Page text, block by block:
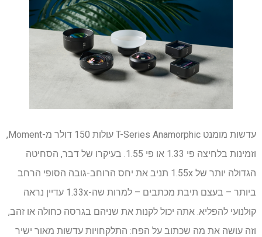
עדשות מומנט T-Series Anamorphic עולות 150 דולר מ-Moment,
וזמינות בלחיצה פי 1.33 או פי 1.55. בעיקרו של דבר, הסחיטה
הגדולה יותר של 1.55x תניב את יחס הרוחב-גובה הסופי הרחב
ביותר – בעצם תיבת מכתבים – למרות שה-1.33x עדיין נראה
קולנועי להפליא. אתה יכול לקנות את שניהם בגרסה כחולה או זהב,
וזה עושה את מה שכתוב על הפח: התלקחויות עדשות מאור ישיר